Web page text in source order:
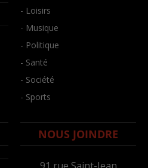
- Loisirs
- Musique
- Politique
- Santé
- Société
- Sports
NOUS JOINDRE